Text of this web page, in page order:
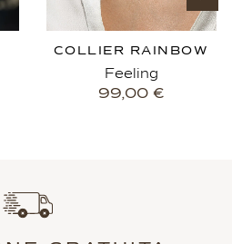
COLLIER RAINBOW
Feeling
99,00 €